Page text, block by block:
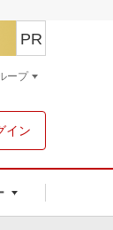
イン
PR
ープ